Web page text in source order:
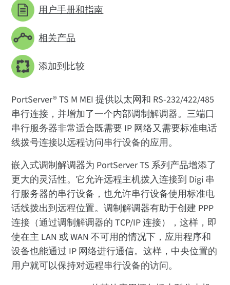
PortServer® TS M MEI 提供以太网和 RS-232/422/485
串行连接，并增加了一个内部调制解调器。三端口
串行服务器非常适合既需要 IP 网络又需要标准电话
线拨号连接以远程访问串行设备的应用。
嵌入式调制解调器为 PortServer TS 系列产品增添了
更大的灵活性。它允许远程主机拨入连接到 Digi 串
行服务器的串行设备，也允许串行设备使用标准电
话线拨出到远程位置。调制解调器有助于创建 PPP
连接（通过调制解调器的 TCP/IP 连接），这样，即
使在主 LAN 或 WAN 不可用的情况下，应用程序和
设备也能通过 IP 网络进行通信。这样，中央位置的
用户就可以保持对远程串行设备的访问。
用户手册和指南
相关产品
添加到比较